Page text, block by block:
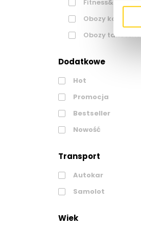
Fitness&Beauty
Obozy konne
Obozy taneczne
Dodatkowe
Hot
Promocja
Bestseller
Nowość
Transport
Autokar
Samolot
Wiek